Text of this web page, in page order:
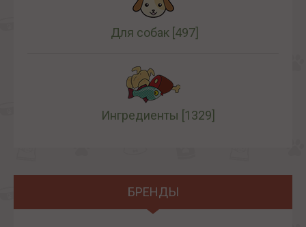
Для собак [497]
Ингредиенты [1329]
БРЕНДЫ